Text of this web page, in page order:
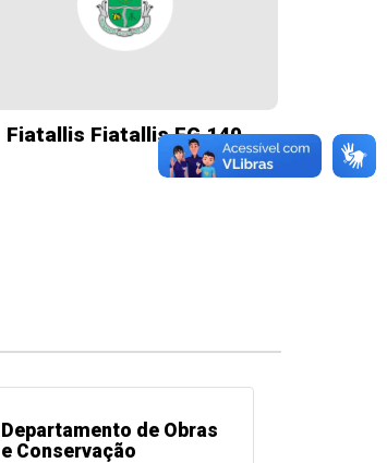
Fiatallis Fiatallis FG 140
Departamento de Obras
e Conservação